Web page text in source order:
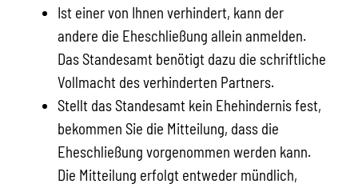
Ist einer von Ihnen verhindert, kann der
andere die Eheschließung allein anmelden.
Das Standesamt benötigt dazu die schriftliche
Vollmacht des verhinderten Partners.
Stellt das Standesamt kein Ehehindernis fest,
bekommen Sie die Mitteilung, dass die
Eheschließung vorgenommen werden kann.
Die Mitteilung erfolgt entweder mündlich,